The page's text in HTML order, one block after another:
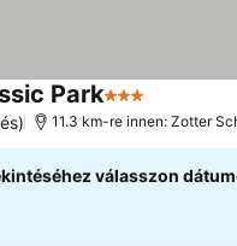
Park3 Kategória
11.3 km-re innen: Zotter
válasszon